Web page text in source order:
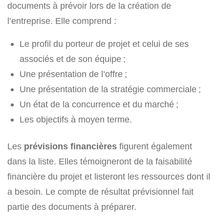
documents à prévoir lors de la création de
l’entreprise. Elle comprend :
Le profil du porteur de projet et celui de ses
associés et de son équipe ;
Une présentation de l’offre ;
Une présentation de la stratégie commerciale ;
Un état de la concurrence et du marché ;
Les objectifs à moyen terme.
Les prévisions financières figurent également
dans la liste. Elles témoigneront de la faisabilité
financière du projet et listeront les ressources dont il
a besoin. Le compte de résultat prévisionnel fait
partie des documents à préparer.